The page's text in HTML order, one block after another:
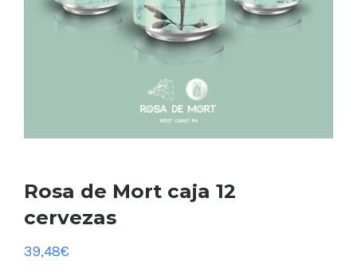
Rosa de Mort caja 12
cervezas
39,48€